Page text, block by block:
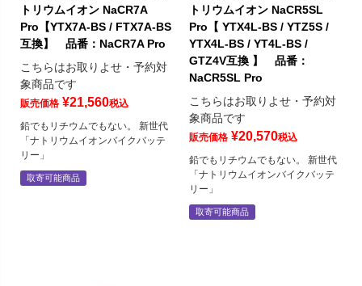
トリウムイオン NaCR7A
Pro【YTX7A-BS / FTX7A-BS
互換】 品番：NaCR7A Pro
こちらはお取りよせ・予約対
象商品です
販売価格 ¥21,560税込
鉛でもリチウムでもない。 新世代
「ナトリウムイオンバイクバッテ
リー」
取寄可能商品
トリウムイオン NaCR5SL
Pro【 YTX4L-BS / YTZ5S /
YTX4L-BS / YT4L-BS /
GTZ4V互換 】 品番：
NaCR5SL Pro
こちらはお取りよせ・予約対
象商品です
販売価格 ¥20,570税込
鉛でもリチウムでもない。 新世代
「ナトリウムイオンバイクバッテ
リー」
取寄可能商品